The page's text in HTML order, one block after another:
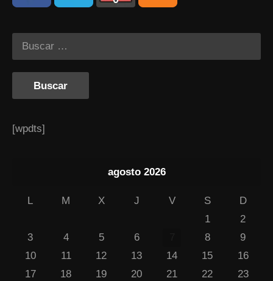
[wpdts]
agosto 2026
L M X J V S
D
1
2
3
4 5 6 8
9
10
11 12 13 14 15
16
17
18 19 20 21 22
23